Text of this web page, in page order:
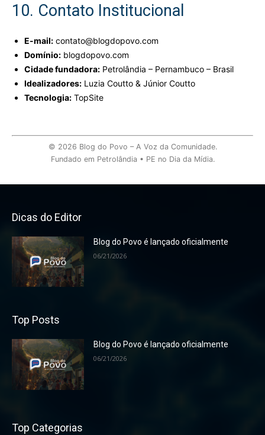
10. Contato Institucional
E-mail: contato@blogdopovo.com
Domínio: blogdopovo.com
Cidade fundadora: Petrolândia – Pernambuco – Brasil
Idealizadores: Luzia Coutto & Júnior Coutto
Tecnologia: TopSite
© 2026 Blog do Povo – A Voz da Comunidade.
Fundado em Petrolândia • PE no Dia da Mídia.
Dicas do Editor
Blog do Povo é lançado oficialmente
06/21/2026
Top Posts
Blog do Povo é lançado oficialmente
06/21/2026
Top Categorias